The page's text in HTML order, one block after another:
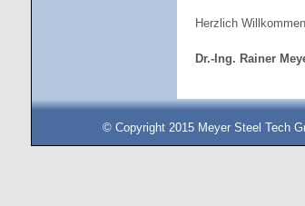
Herzlich
Dr.-Ing. Rainer
© Copyright 2015 Meyer Steel Tech